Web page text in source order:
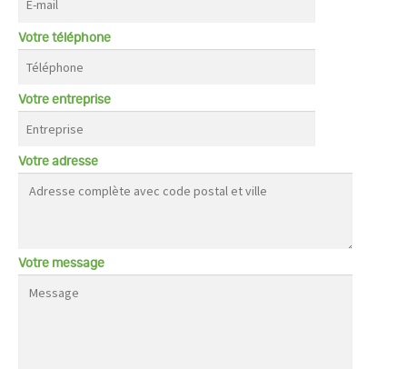
Votre téléphone
Votre entreprise
Votre adresse
Votre message